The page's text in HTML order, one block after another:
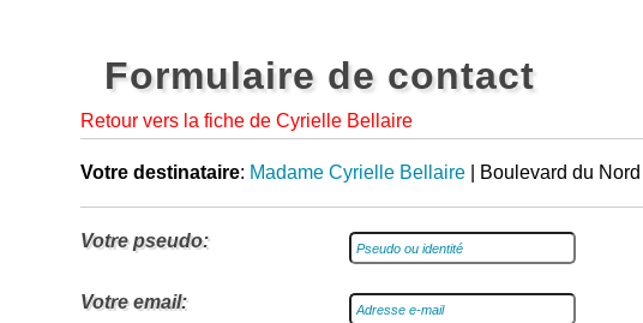
Formulaire de contact
Retour vers la fiche de Cyrielle Bellaire
Votre destinataire: Madame Cyrielle Bellaire | Boulevard du
Votre pseudo:
Votre email: